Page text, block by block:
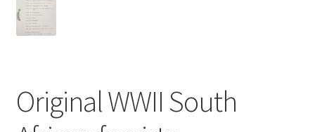
Original WWII South